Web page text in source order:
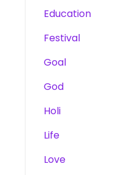
Education
Festival
Goal
God
Holi
Life
Love